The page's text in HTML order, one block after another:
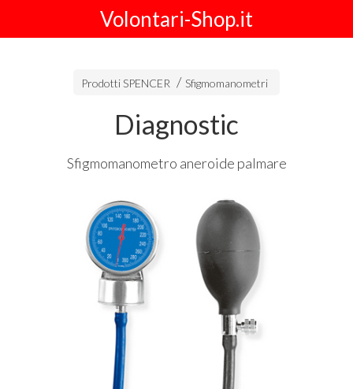
Volontari-Shop.it
Prodotti SPENCER Sfigmomanometri
Diagnostic
Sfigmomanometro aneroide palmare